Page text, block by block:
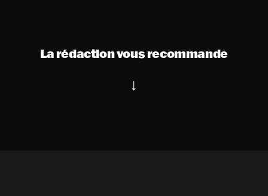
La rédaction vous recommande